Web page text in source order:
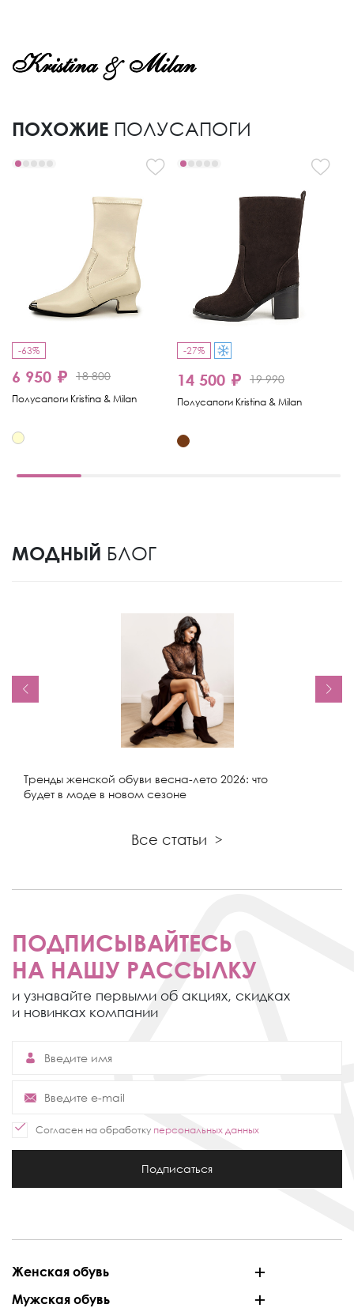
ПОХОЖИЕ ПОЛУСАПОГИ
-63%
6 950 ₽ 18 800
Полусапоги Kristina & Milan
-27%
14 500 ₽ 19 990
Полусапоги Kristina & Milan
МОДНЫЙ БЛОГ
Тренды женской обуви весна-лето 2026: что
будет в моде в новом сезоне
Все статьи >
ПОДПИСЫВАЙТЕСЬ
НА НАШУ РАССЫЛКУ
и узнавайте первыми об акциях, скидках
и новинках компании
Согласен на обработку персональных данных
Подписаться
Женская обувь
Мужская обувь